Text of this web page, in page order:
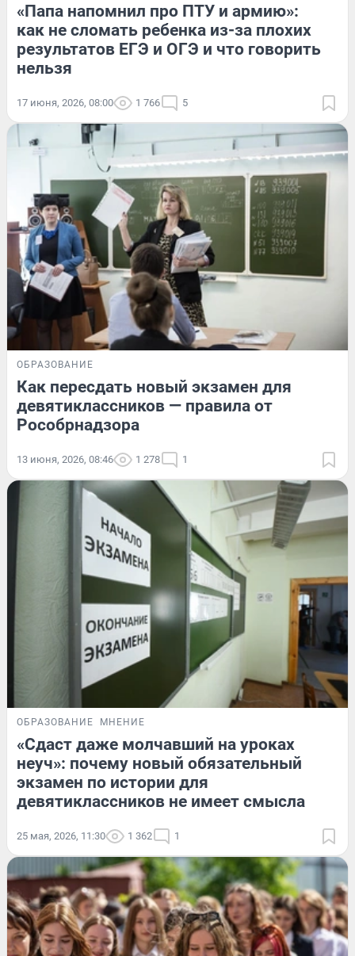
«Папа напомнил про ПТУ и армию»:
как не сломать ребенка из-за плохих
результатов ЕГЭ и ОГЭ и что говорить
нельзя
17 июня, 2026, 08:00 1 766 5
ОБРАЗОВАНИЕ
Как пересдать новый экзамен для
девятиклассников — правила от
Рособрнадзора
13 июня, 2026, 08:46 1 278 1
ОБРАЗОВАНИЕ МНЕНИЕ
«Сдаст даже молчавший на уроках
неуч»: почему новый обязательный
экзамен по истории для
девятиклассников не имеет смысла
25 мая, 2026, 11:30 1 362 1